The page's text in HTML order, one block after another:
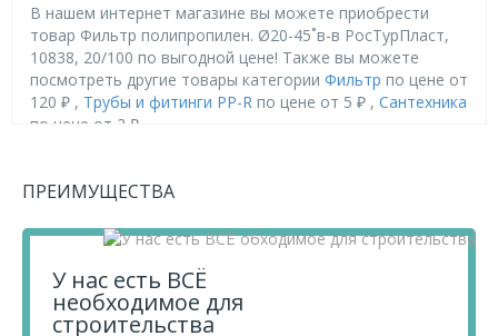
В нашем интернет магазине вы можете приобрести
товар Фильтр полипропилен. Ø20-45˚в-в РосТурПласт,
10838, 20/100 по выгодной цене! Также вы можете
посмотреть другие товары категории Фильтр по цене от
120 ₽ , Трубы и фитинги PP-R по цене от 5 ₽ , Сантехника
по цене от 2 ₽ .
товары высокого качества по выгодным ценам, так как
минимальных розничных цен и выбираем надежных
Чтобы купить товар Фильтр полипропилен. Ø20-45˚в-в
РосТурПласт, 10838, 20/100, перенесите его в «Корзину»
и оформите свой заказ.
ПРЕИМУЩЕСТВА
У нас есть ВСЁ
необходимое для
строительства